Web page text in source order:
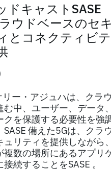
ドキャストSASE
ウドベースのセキ
とコネクティビテ
ー・アジュハは、クラウ
む中、ユーザー、データ、
クを保護する必要性を強
SASE 備えた5Gは、クラ
ュリティを提供しながら、
複数の場所にあるアプリ
続することをSASE 。